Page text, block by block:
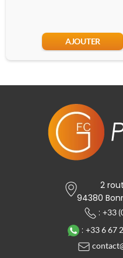
AJOUTER
2
94380
: +33
: +33 6 67